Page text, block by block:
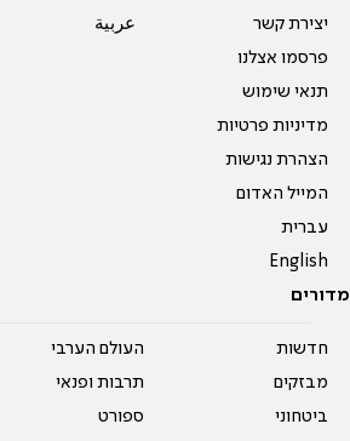
יצירת קשר
פרסמו אצלנו
תנאי שימוש
מדיניות פרטיות
הצהרת נגישות
המייל האדום
עברית
English
عربية
מדורים
חדשות
מבזקים
ביטחוני
העולם הערבי
תרבות ופנאי
ספורט